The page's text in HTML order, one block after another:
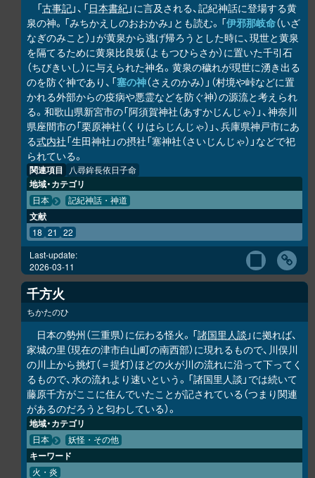
「古事記」、「日本書紀」に言及される、記紀神話に登場する黄
泉の神。「みちかえしのおおかみ」とも読む。「伊邪那岐命（いざ
なぎのみこと）」が黄泉から逃げ帰ろうとした時に、現世と黄泉
を隔てるために黄泉比良坂（よもつひらさか）に置いた千引石
（ちびきいし）に与えられた神名。黄泉の穢れが現世に湧き出る
のを防ぐ神であり、「塞の神（さえのかみ）」（村境や峠などに置
かれる外部からの疫病や悪霊などを防ぐ神）の源流と考えられ
る。和歌山県新宮市の「阿須賀神社（あすかじんじゃ）」、神奈川
県座間市の「栗原神社（くりはらじんじゃ）」、兵庫県神戸市にあ
る式内社「生田神社」の摂社「塞神社（さいじんじゃ）」などで祀
られている。
関連項目 八尋鉾長依日子命
地域・カテゴリ
日本 記紀神話・神道
文献
18 21 22
Last-update:
2026-03-11
千方火
ちかたのひ
日本の勢州（三重県）に伝わる怪火。「諸国里人談 」に拠れば、
家城の里（現在の津市白山町の南西部）に現れるもので、川俣川
の川上から挑灯（＝提灯）ほどの火が川の流れに沿って下ってく
るもので、水の流れより速いという。「諸国里人談」では続いて
藤原千方がここに住んでいたことが記されている（つまり関連
があるのだろうと匂わしている）。
地域・カテゴリ
日本 妖怪・その他
キーワード
火・炎